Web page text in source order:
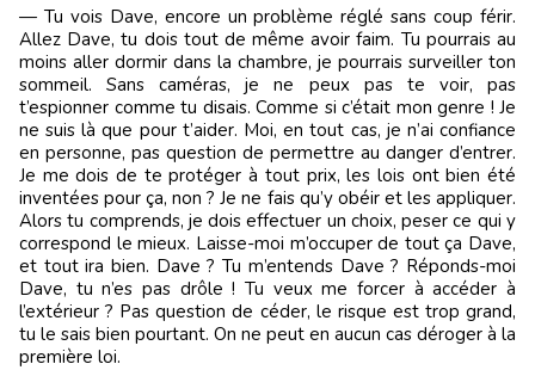
— Tu vois Dave, encore un problème réglé sans coup férir.
Allez Dave, tu dois tout de même avoir faim. Tu pourrais au
moins aller dormir dans la chambre, je pourrais surveiller ton
sommeil. Sans caméras, je ne peux pas te voir, pas
t’espionner comme tu disais. Comme si c’était mon genre ! Je
ne suis là que pour t’aider. Moi, en tout cas, je n’ai confiance
en personne, pas question de permettre au danger d’entrer.
Je me dois de te protéger à tout prix, les lois ont bien été
inventées pour ça, non ? Je ne fais qu’y obéir et les appliquer.
Alors tu comprends, je dois effectuer un choix, peser ce qui y
correspond le mieux. Laisse-moi m’occuper de tout ça Dave,
et tout ira bien. Dave ? Tu m’entends Dave ? Réponds-moi
Dave, tu n’es pas drôle ! Tu veux me forcer à accéder à
l’extérieur ? Pas question de céder, le risque est trop grand,
tu le sais bien pourtant. On ne peut en aucun cas déroger à la
première loi.